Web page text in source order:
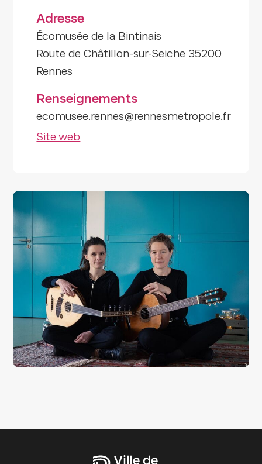
Adresse
Écomusée de la Bintinais
Route de Châtillon-sur-Seiche 35200
Rennes
Renseignements
ecomusee.rennes@rennesmetropole.fr
Site web